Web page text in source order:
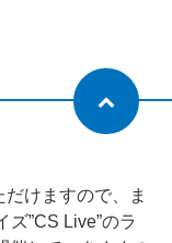
けますので、ま
”CS Live”のラ